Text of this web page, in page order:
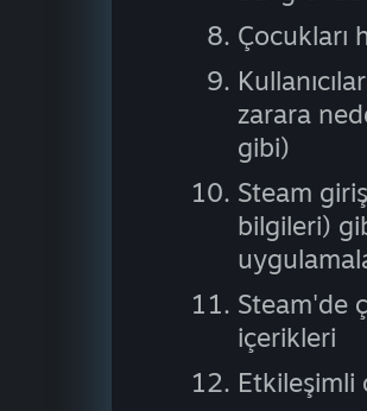
Çocukları
zarara
gibi)
Steam
bilgileri)
Steam'de
içerikleri
Etkileşimli